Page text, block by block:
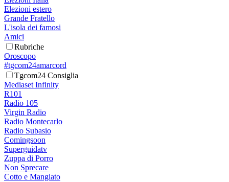
Elezioni estero
Grande Fratello
L'isola dei famosi
Amici
Rubriche
Oroscopo
#tgcom24amarcord
Tgcom24 Consiglia
Mediaset Infinity
R101
Radio 105
Virgin Radio
Radio Montecarlo
Radio Subasio
Comingsoon
Superguidatv
Zuppa di Porro
Non Sprecare
Cotto e Mangiato